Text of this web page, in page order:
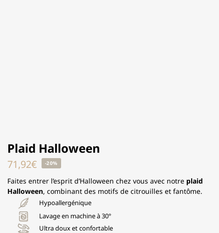
Plaid Halloween
71,92€ -20%
Faites entrer l’esprit d’Halloween chez vous avec notre plaid
Halloween, combinant des motifs de citrouilles et fantôme.
Hypoallergénique
Lavage en machine à 30°
Ultra doux et confortable